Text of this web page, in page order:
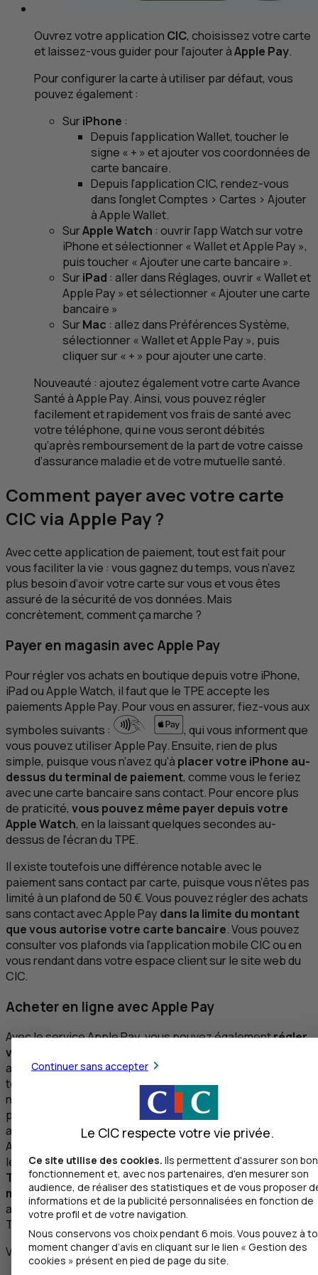
Ouvrez votre application CIC, choisissez votre carte
et laissez-vous guider pour l’ajouter àApple Pay.
Pour configurer la carte à utiliser par défaut, vous
pouvez également :
SuriPhone :
Depuis l’applicationWallet, toucher le
signe « + » et ajouter vos coordonnées de
carte bancaire.
Depuis l’applicationCIC, rendez-vous
dans l’onglet Comptes > Cartes > Ajouter
àApple Wallet.
SurApple Watch : ouvrir l’appWatchsur votre
iPhoneet sélectionner «WalletetApple Pay »,
puis toucher « Ajouter une carte bancaire ».
SuriPad : aller dans Réglages, ouvrir «Walletet
Apple Pay » et sélectionner « Ajouter une carte
bancaire »
SurMac : allez dans Préférences Système,
sélectionner «WalletetApple Pay », puis
cliquer sur « + » pour ajouter une carte.
Nouveauté : ajoutez également votre carte Avance
Santé àApple Pay. Ainsi, vous pouvez régler
facilement et rapidement vos frais de santé avec
votre téléphone, qui ne vous seront débités
qu’après remboursement de la part de votre caisse
d’assurance maladie et de votre mutuelle santé.
Comment payer avec votre carte
CICvia Apple Pay ?
Avec cette application de paiement, tout est fait pour
vous faciliter la vie : vous gagnez du temps, vous n’avez
plus besoin d’avoir votre carte sur vous et vous êtes
assuré de la sécurité de vos données. Mais
concrètement, comment ça marche ?
Payer en magasin avec Apple Pay
Pour régler vos achats en boutique depuis votre iPhone,
iPad ou Apple Watch, il faut que le TPEaccepte les
paiements Apple Pay. Pour vous en assurer, fiez-vous aux
symboles suivants :
, qui vous informent que
vous pouvez utiliser Apple Pay. Ensuite, rien de plus
simple, puisque vous n’avez qu’à placer votre iPhone au-
dessus du terminal de paiement, comme vous le feriez
avec une carte bancaire sans contact. Pour encore plus
de praticité, vous pouvez même payer depuis votre
Apple Watch, en la laissant quelques secondes au-
dessus de l’écran du TPE.
Il existe toutefois une différence notable avec le
paiement sans contact par carte, puisque vous n’êtes pas
limité à un plafond de 50 €. Vous pouvez régler des achats
sans contact avec Apple Pay dans la limite du montant
que vous autorise votre carte bancaire. Vous pouvez
consulter vos plafonds via l’application mobileCICou en
vous rendant dans votre espace client sur le site web du
CIC.
Acheter en ligne avec Apple Pay
Avec le service Apple Pay, vous pouvez égalementrégler
vos achats en ligne ou sur application mobile
avoir à saisir vos informations à chaque paiement. Il faut
toutefois que le site
-commerce soit ouvert dans le
navigateur Safari ou que l’app soit compatible Apple Pay
pour pouvoir réaliser ce type d’opération. Avec vos
appareils mobiles (iPhone, iPad, montre connectée
Apple), il vous suffit de réaliser l’achat, puis de cliquer sur
le logo Apple Pay et devalider en utilisant le FaceID, le
TouchID, le code confidentiel ou le bouton latéral de la
montre. Sur Mac, le paiement devra ensuite être validé
avec un appareil mobile si le modèle n’a pas la fonction
Touch
Vos questions, nos réponses
Continuer sans accepter
Le CIC respecte votre vie privée.
Ce site utilise des cookies. Ils permettent d'assurer son bon
fonctionnement et, avec nos partenaires, d'en mesurer son
audience, de réaliser des statistiques et de vous proposer
informations et de la publicité personnalisées en fonction de
votre profil et de votre navigation.
Nous conservons vos choix pendant 6 mois. Vous pouvez à
moment changer d’avis en cliquant sur le lien « Gestion des
cookies » présent en pied de page du site.